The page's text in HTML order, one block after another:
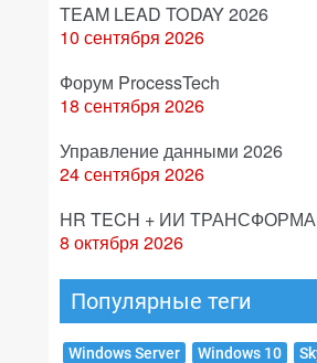
TEAM LEAD TODAY 2026
10 сентября 2026
Форум ProcessTech
18 сентября 2026
Управление данными 2026
24 сентября 2026
HR TECH + ИИ
8 октября 2026
Популярные теги
Windows Server Windows 10